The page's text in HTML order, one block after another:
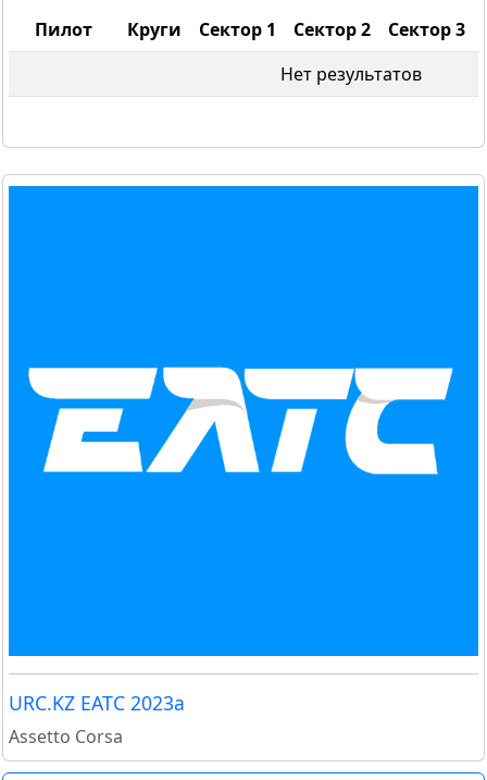
Пилот Круги Сектор 1 Сектор 2 Сектор 3
Нет результатов
URC.KZ EATC 2023а
Assetto Corsa